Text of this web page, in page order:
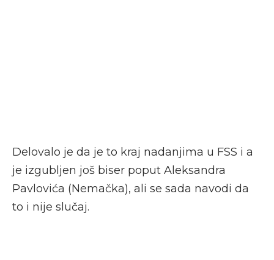
Delovalo je da je to kraj nadanjima u FSS i a
je izgubljen još biser poput Aleksandra
Pavlovića (Nemačka), ali se sada navodi da
to i nije slučaj.